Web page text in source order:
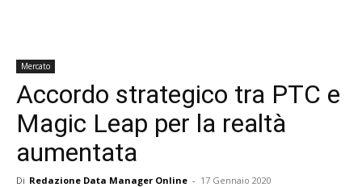
Mercato
Accordo strategico tra PTC e
Magic Leap per la realtà
aumentata
Di Redazione Data Manager Online - 17 Gennaio 2020